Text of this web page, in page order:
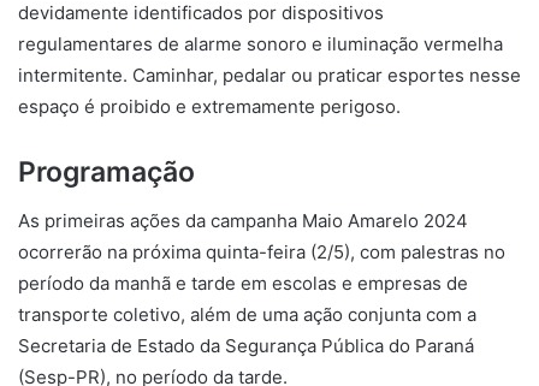
devidamente identificados por dispositivos
regulamentares de alarme sonoro e iluminação vermelha
intermitente. Caminhar, pedalar ou praticar esportes nesse
espaço é proibido e extremamente perigoso.
Programação
As primeiras ações da campanha Maio Amarelo 2024
ocorrerão na próxima quinta-feira (2/5), com palestras no
período da manhã e tarde em escolas e empresas de
transporte coletivo, além de uma ação conjunta com a
Secretaria de Estado da Segurança Pública do Paraná
(Sesp-PR), no período da tarde.